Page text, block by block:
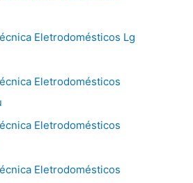
Eletrodomésticos Lg
Eletrodomésticos
Eletrodomésticos
Eletrodomésticos